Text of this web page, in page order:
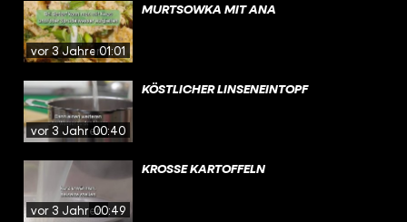
vor 3 Jahren01:01
MURTSOWKA MIT ANA
vor 3 Jahren00:40
KÖSTLICHER LINSENEINTOPF
vor 3 Jahren00:49
KROSSE KARTOFFELN